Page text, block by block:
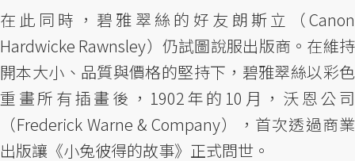
在此同時，碧雅翠絲的好友朗斯立（Canon
Hardwicke Rawnsley）仍試圖說服出版商。在維持
開本大小、品質與價格的堅持下，碧雅翠絲以彩色
重畫所有插畫後，1902年的10月，沃恩公司
（Frederick Warne & Company），首次透過商業
出版讓《小兔彼得的故事》正式問世。